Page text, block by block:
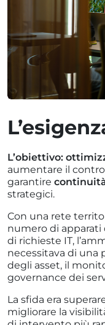
L’obiettivo:
aumentare il
garantire
strategici.
Con una rete
numero di
di richieste IT,
necessitava di una
degli asset, il
governance dei
La sfida era
migliorare la